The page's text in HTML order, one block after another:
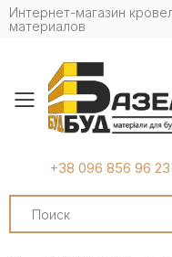
Интернет-магазин
материалов
Toggle
+38 096 856 96 23
Search